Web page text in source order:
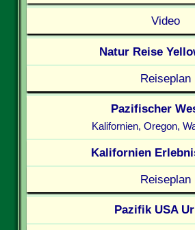
Video
Natur Reise
Reiseplan
Pazifischer
Kalifornien, Oregon,
Kalifornien
Reiseplan
Pazifik USA